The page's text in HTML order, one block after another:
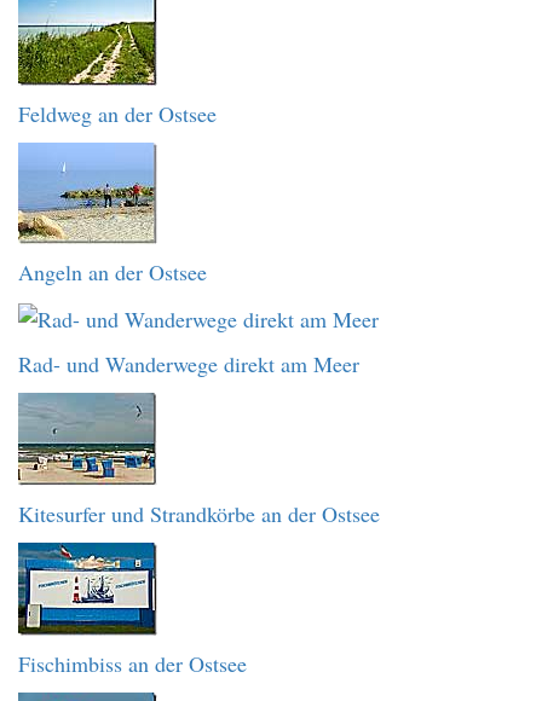
Feldweg an der Ostsee
Angeln an der Ostsee
Rad- und Wanderwege direkt am Meer
Kitesurfer und Strandkörbe an der Ostsee
Fischimbiss an der Ostsee